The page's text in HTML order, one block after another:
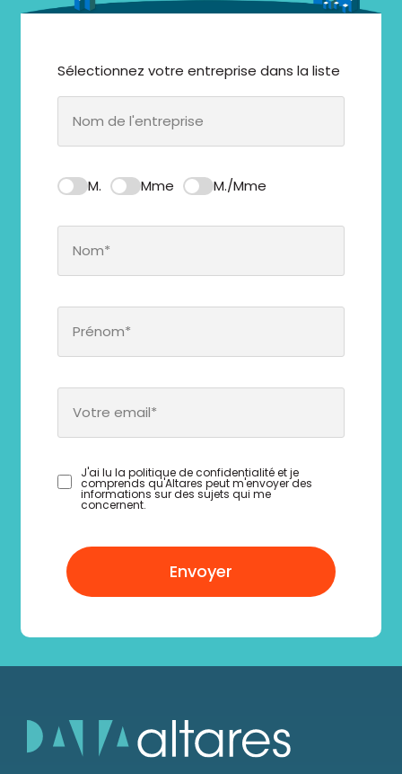
Sélectionnez votre entreprise dans la liste
M. Mme M./Mme
J'ai lu la politique de confidentialité et je
comprends qu'Altares peut m'envoyer des
informations sur des sujets qui me
concernent.
Envoyer